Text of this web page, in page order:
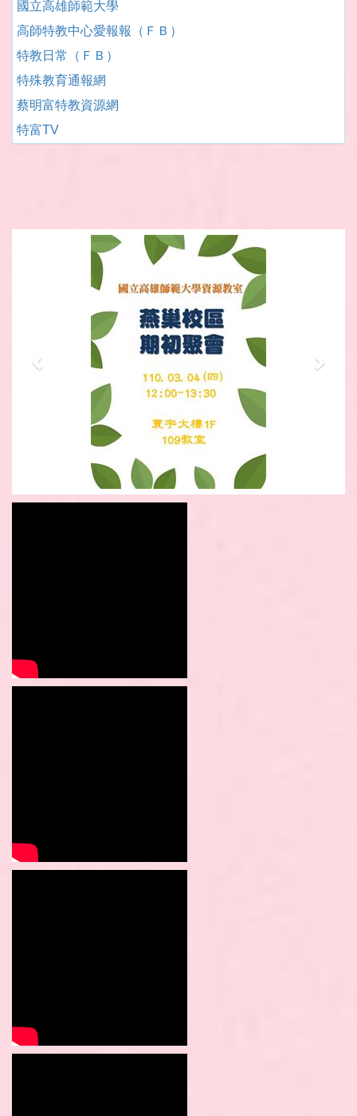
國立高雄師範大學
高師特教中心愛報報（ＦＢ）
特教日常（ＦＢ）
特殊教育通報網
蔡明富特教資源網
特富TV